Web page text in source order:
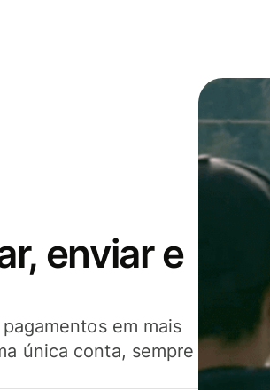
enviar e
em mais
única conta, sempre